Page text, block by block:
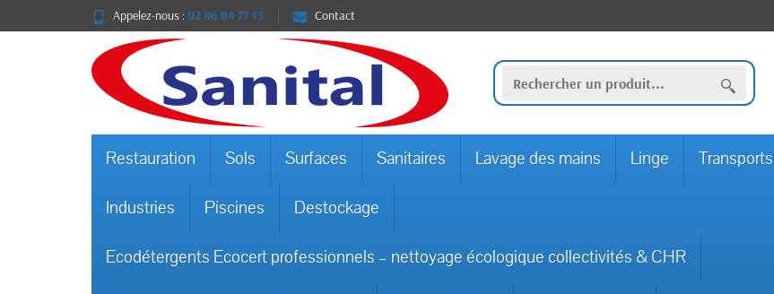
Appelez-nous :02 96 84 77 15 Contact
Restauration Sols Surfaces Sanitaires Lavage des mains Linge Transports
Industries Piscines Destockage
Ecodétergents Ecocert professionnels – nettoyage écologique collectivités & CHR